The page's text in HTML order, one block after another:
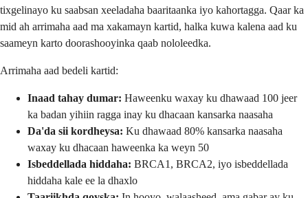
tixgelinayo ku saabsan xeeladaha baaritaanka iyo kahortagga. Qaar ka
mid ah arrimaha aad ma xakamayn kartid, halka kuwa kalena aad ku
saameyn karto doorashooyinka qaab nololeedka.
Arrimaha aad bedeli kartid:
Inaad tahay dumar: Haweenku waxay ku dhawaad 100 jeer
ka badan yihiin ragga inay ku dhacaan kansarka naasaha
Da'da sii kordheysa: Ku dhawaad 80% kansarka naasaha
waxay ku dhacaan haweenka ka weyn 50
Isbeddellada hiddaha: BRCA1, BRCA2, iyo isbeddellada
hiddaha kale ee la dhaxlo